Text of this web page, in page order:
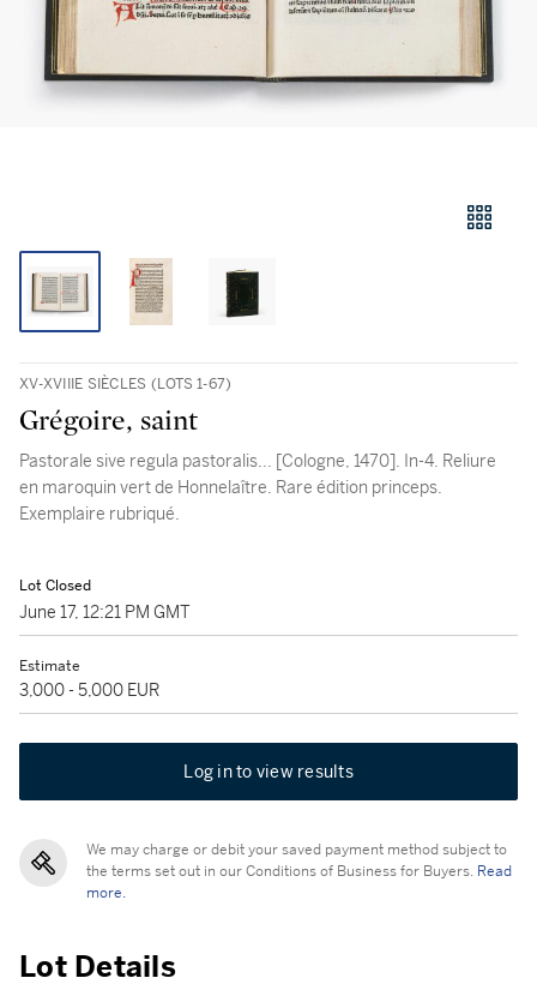
XV-XVIIIE SIÈCLES (LOTS 1-67)
Grégoire, saint
Pastorale sive regula pastoralis... [Cologne, 1470]. In-4. Reliure
en maroquin vert de Honnelaître. Rare édition princeps.
Exemplaire rubriqué.
Lot Closed
June 17, 12:21 PM GMT
Estimate
3,000 - 5,000 EUR
Log in to view results
We may charge or debit your saved payment method subject to
the terms set out in our Conditions of Business for Buyers. Read
more.
Lot Details